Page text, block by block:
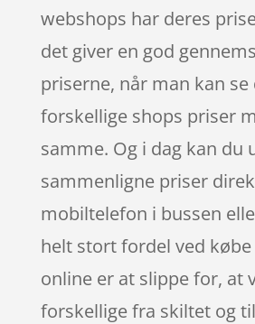
webshops har deres
det giver en god
priserne, når man kan se
forskellige shops priser
samme. Og i dag kan du
sammenligne priser
mobiltelefon i bussen
helt stort fordel ved
online er at slippe for, at
forskellige fra skiltet og til